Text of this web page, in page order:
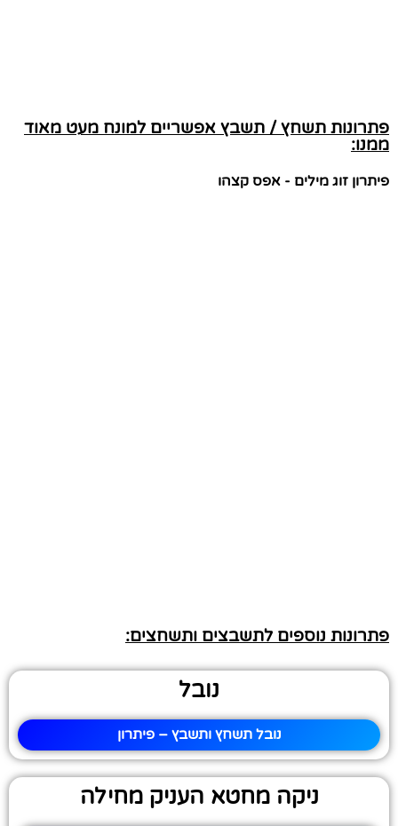
פתרונות תשחץ / תשבץ אפשריים למונח מעט מאוד
ממנו:
פיתרון זוג מילים - אפס קצהו
פתרונות נוספים לתשבצים ותשחצים:
נובל
נובל תשחץ ותשבץ – פיתרון
ניקה מחטא העניק מחילה